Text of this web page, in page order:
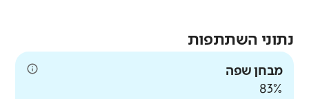
נתוני השתתפות
מבחן שפה
83%